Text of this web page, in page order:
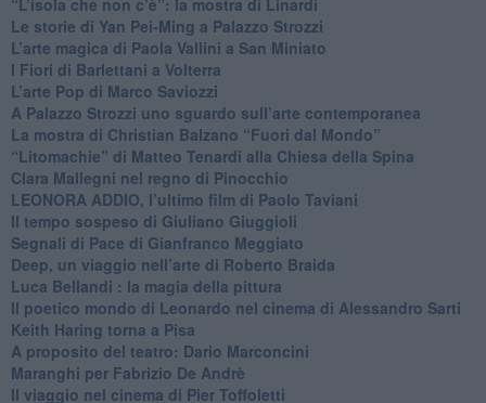
​Le storie di Yan Pei-Ming a Palazzo Strozzi
​L’arte magica di Paola Vallini a San Miniato
​I Fiori di Barlettani a Volterra
​L’arte Pop di Marco Saviozzi
​A Palazzo Strozzi uno sguardo sull’arte contemporanea
La mostra di Christian Balzano “Fuori dal Mondo”
​“Litomachie” di Matteo Tenardi alla Chiesa della Spina
​Clara Mallegni nel regno di Pinocchio
​LEONORA ADDIO, l’ultimo film di Paolo Taviani
Il tempo sospeso di Giuliano Giuggioli
Segnali di Pace di Gianfranco Meggiato
​Deep, un viaggio nell’arte di Roberto Braida
​Luca Bellandi : la magia della pittura
​Il poetico mondo di Leonardo nel cinema di Alessandro Sarti
​Keith Haring torna a Pisa
​A proposito del teatro: Dario Marconcini
Maranghi per Fabrizio De Andrè
​Il viaggio nel cinema di Pier Toffoletti